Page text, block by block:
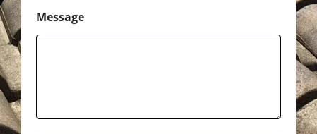
Message